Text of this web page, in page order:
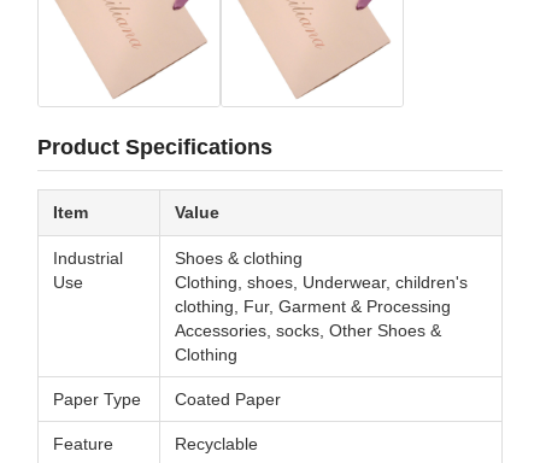
Product Specifications
Item Value
Industrial
Use
Shoes & clothing
Clothing, shoes, Underwear, children's
clothing, Fur, Garment & Processing
Accessories, socks, Other Shoes &
Clothing
Paper Type Coated Paper
Feature Recyclable